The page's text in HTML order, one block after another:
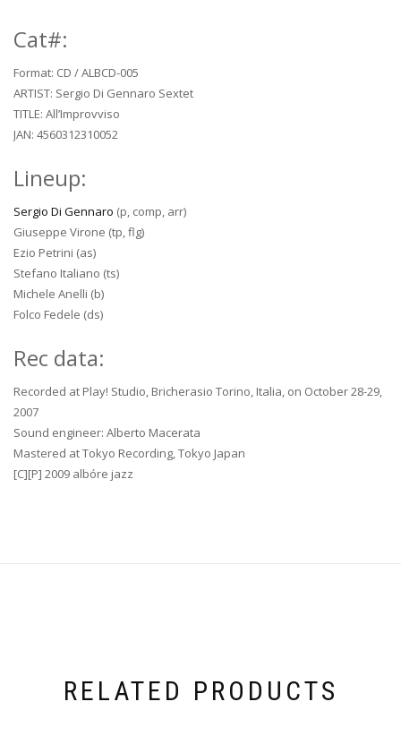
Cat#:
Format: CD / ALBCD-005
ARTIST: Sergio Di Gennaro Sextet
TITLE: All’Improvviso
JAN: 4560312310052
Lineup:
Sergio Di Gennaro (p, comp, arr)
Giuseppe Virone (tp, flg)
Ezio Petrini (as)
Stefano Italiano (ts)
Michele Anelli (b)
Folco Fedele (ds)
Rec data:
Recorded at Play! Studio, Bricherasio Torino, Italia, on October 28-29,
2007
Sound engineer: Alberto Macerata
Mastered at Tokyo Recording, Tokyo Japan
[C][P] 2009 albóre jazz
RELATED PRODUCTS